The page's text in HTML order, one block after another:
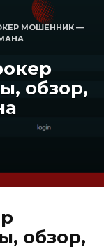
МОШЕННИК —
обзор,
обзор,